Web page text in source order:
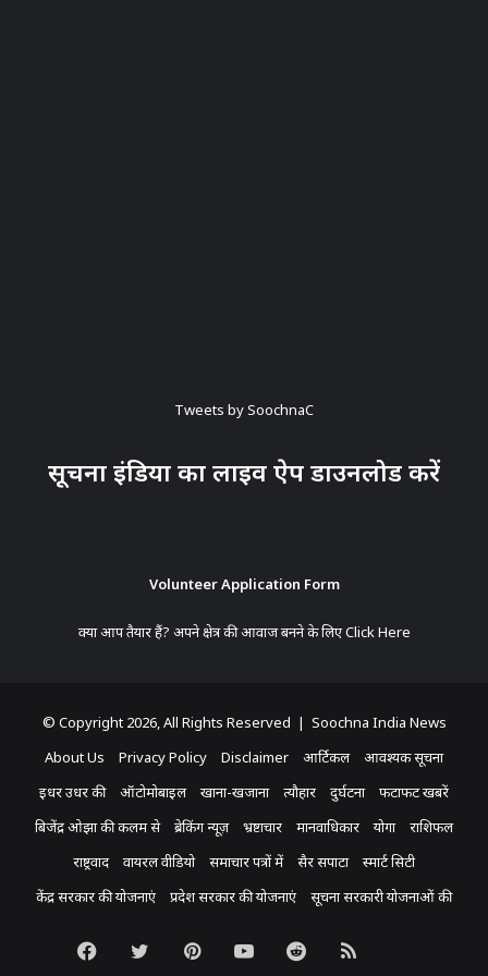
Tweets by SoochnaC
सूचना इंडिया का लाइव ऐप डाउनलोड करें
Volunteer Application Form
क्या आप तैयार हैं? अपने क्षेत्र की आवाज बनने के लिएClick Here
© Copyright 2026, All Rights Reserved | Soochna India News
About Us
Privacy Policy Disclaimer आर्टिकल
आवश्यक सूचना
इधर उधर की
ऑटोमोबाइल खाना-खजाना त्यौहार दुर्घटना
फटाफट खबरें
बिजेंद्र ओझा की कलम से
ब्रेकिंग न्यूज़ भ्रष्टाचार मानवाधिकार योगा
राशिफल
राष्ट्रवाद
वायरल वीडियो समाचार पत्रों में सैर सपाटा
स्मार्ट सिटी
केंद्र सरकार की योजनाएं
प्रदेश सरकार की योजनाएं सूचना सरकारी योजनाओं की
Facebook
TwitterPinterestYouTubeReddit